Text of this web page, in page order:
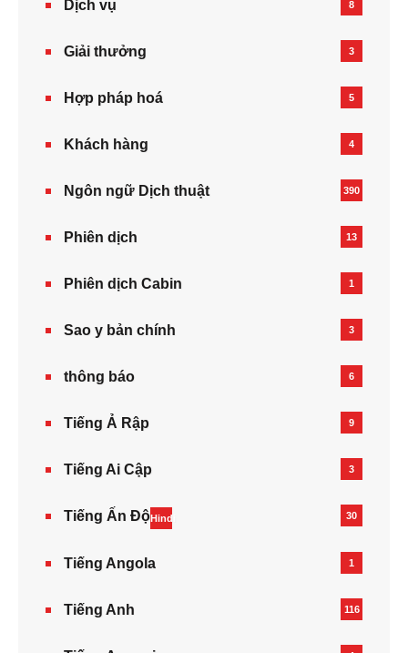
Dịch vụ 8
Giải thưởng 3
Hợp pháp hoá 5
Khách hàng 4
Ngôn ngữ Dịch thuật 390
Phiên dịch 13
Phiên dịch Cabin 1
Sao y bản chính 3
thông báo 6
Tiếng Ả Rập 9
Tiếng Ai Cập 3
Tiếng Ấn ĐộHindi 30
Tiếng Angola 1
Tiếng Anh 116